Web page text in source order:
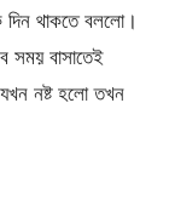
থাকতে বললো।
সময় বাসাতেই
যখন নষ্ট হলো তখন